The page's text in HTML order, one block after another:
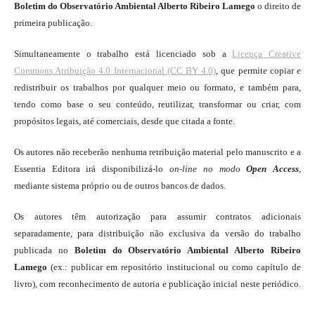
Boletim do Observatório Ambiental Alberto Ribeiro Lamegoo direito de
primeira publicação.
Simultaneamente o trabalho está licenciado sob a Licença Creative
Commons Atribuição 4.0 Internacional (CC BY 4.0), que permite copiar e
redistribuir os trabalhos por qualquer meio ou formato, e também para,
tendo como base o seu conteúdo, reutilizar, transformar ou criar, com
propósitos legais, até comerciais, desde que citada a fonte.
Os autores não receberão nenhuma retribuição material pelo manuscrito e a
Essentia Editora irá disponibilizá-lo on-line no modo Open Access,
mediante sistema próprio ou de outros bancos de dados.
Os autores têm autorização para assumir contratos adicionais
separadamente, para distribuição não exclusiva da versão do trabalho
publicada no Boletim do Observatório Ambiental Alberto Ribeiro
Lamego (ex.: publicar em repositório institucional ou como capítulo de
livro), com reconhecimento de autoria e publicação inicial neste periódico.